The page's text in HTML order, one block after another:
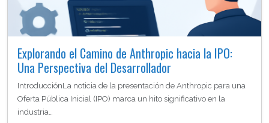
Explorando el Camino de Anthropic hacia la IPO:
Una Perspectiva del Desarrollador
IntroducciónLa noticia de la presentación de Anthropic para una
Oferta Pública Inicial (IPO) marca un hito significativo en la
industria…